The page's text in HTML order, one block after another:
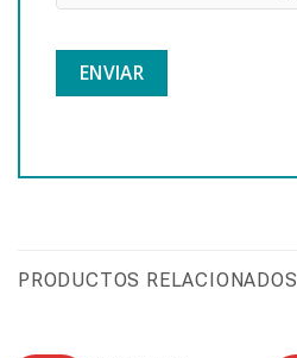
PRODUCTOS RELACIONADOS